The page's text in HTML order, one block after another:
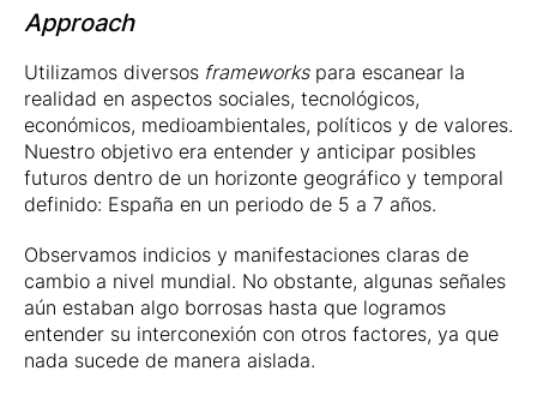
Approach
Utilizamos diversos frameworkspara escanear la
realidad en aspectos sociales, tecnológicos,
económicos, medioambientales, políticos y de valores.
Nuestro objetivo era entender y anticipar posibles
futuros dentro de un horizonte geográfico y temporal
definido: España en un periodo de 5 a 7 años.
Observamos indicios y manifestaciones claras de
cambio a nivel mundial. No obstante, algunas señales
aún estaban algo borrosas hasta que logramos
entender su interconexión con otros factores, ya que
nada sucede de manera aislada.